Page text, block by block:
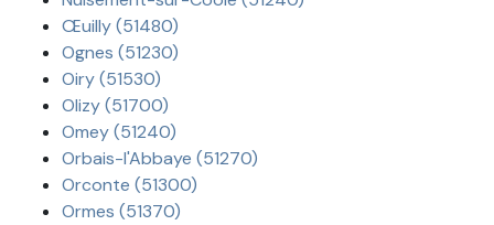
Œuilly (51480)
Ognes (51230)
Oiry (51530)
Olizy (51700)
Omey (51240)
Orbais-l'Abbaye (51270)
Orconte (51300)
Ormes (51370)